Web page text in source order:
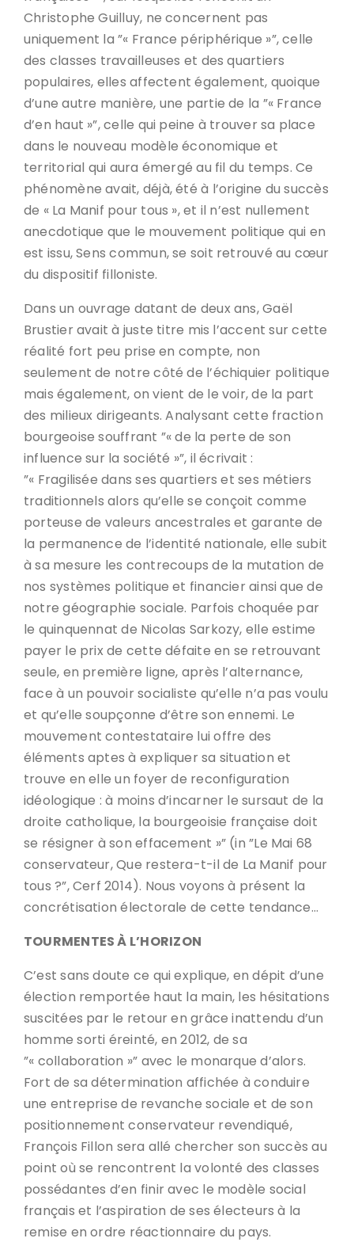
Christophe Guilluy, ne concernent pas
uniquement la ”« France périphérique »”, celle
des classes travailleuses et des quartiers
populaires, elles affectent également, quoique
d’une autre manière, une partie de la ”« France
d’en haut »”, celle qui peine à trouver sa place
dans le nouveau modèle économique et
territorial qui aura émergé au fil du temps. Ce
phénomène avait, déjà, été à l’origine du succès
de « La Manif pour tous », et il n’est nullement
anecdotique que le mouvement politique qui en
est issu, Sens commun, se soit retrouvé au cœur
du dispositif filloniste.
Dans un ouvrage datant de deux ans, Gaël
Brustier avait à juste titre mis l’accent sur cette
réalité fort peu prise en compte, non
seulement de notre côté de l’échiquier politique
mais également, on vient de le voir, de la part
des milieux dirigeants. Analysant cette fraction
bourgeoise souffrant ”« de la perte de son
influence sur la société »”, il écrivait :
”« Fragilisée dans ses quartiers et ses métiers
traditionnels alors qu’elle se conçoit comme
porteuse de valeurs ancestrales et garante de
la permanence de l’identité nationale, elle subit
à sa mesure les contrecoups de la mutation de
nos systèmes politique et financier ainsi que de
notre géographie sociale. Parfois choquée par
le quinquennat de Nicolas Sarkozy, elle estime
payer le prix de cette défaite en se retrouvant
seule, en première ligne, après l’alternance,
face à un pouvoir socialiste qu’elle n’a pas voulu
et qu’elle soupçonne d’être son ennemi. Le
mouvement contestataire lui offre des
éléments aptes à expliquer sa situation et
trouve en elle un foyer de reconfiguration
idéologique : à moins d’incarner le sursaut de la
droite catholique, la bourgeoisie française doit
se résigner à son effacement »” (in ”Le Mai 68
conservateur, Que restera-t-il de La Manif pour
tous ?”, Cerf 2014). Nous voyons à présent la
concrétisation électorale de cette tendance…
TOURMENTES À L’HORIZON
C’est sans doute ce qui explique, en dépit d’une
élection remportée haut la main, les hésitations
suscitées par le retour en grâce inattendu d’un
homme sorti éreinté, en 2012, de sa
”« collaboration »” avec le monarque d’alors.
Fort de sa détermination affichée à conduire
une entreprise de revanche sociale et de son
positionnement conservateur revendiqué,
François Fillon sera allé chercher son succès au
point où se rencontrent la volonté des classes
possédantes d’en finir avec le modèle social
français et l’aspiration de ses électeurs à la
remise en ordre réactionnaire du pays.